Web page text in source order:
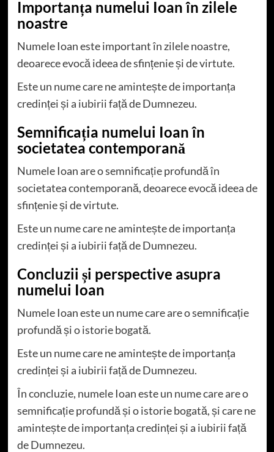
Importanța numelui Ioan în zilele
noastre
Numele Ioan este important în zilele noastre,
deoarece evocă ideea de sfințenie și de virtute.
Este un nume care ne amintește de importanța
credinței și a iubirii față de Dumnezeu.
Semnificația numelui Ioan în
societatea contemporană
Numele Ioan are o semnificație profundă în
societatea contemporană, deoarece evocă ideea de
sfințenie și de virtute.
Este un nume care ne amintește de importanța
credinței și a iubirii față de Dumnezeu.
Concluzii și perspective asupra
numelui Ioan
Numele Ioan este un nume care are o semnificație
profundă și o istorie bogată.
Este un nume care ne amintește de importanța
credinței și a iubirii față de Dumnezeu.
În concluzie, numele Ioan este un nume care are o
semnificație profundă și o istorie bogată, și care ne
amintește de importanța credinței și a iubirii față
de Dumnezeu.